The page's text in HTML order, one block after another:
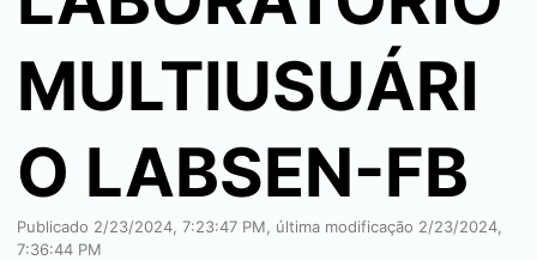
MULTIUSUÁRI
O LABSEN-FB
Publicado 2/23/2024, 7:23:47 PM , última modificação 2/23/2024,
7:36:44 PM